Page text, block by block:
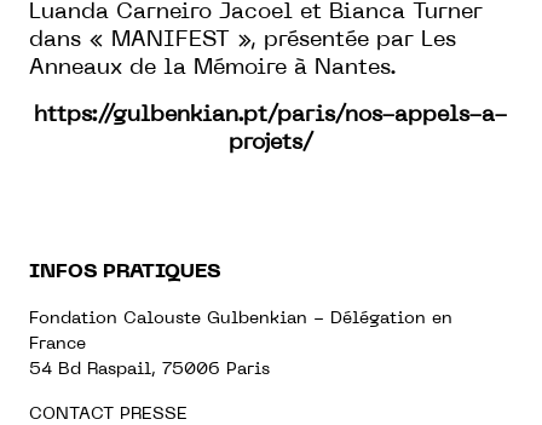
Luanda Carneiro Jacoel et Bianca Turner
dans « MANIFEST », présentée par Les
Anneaux de la Mémoire à Nantes.
https://gulbenkian.pt/paris/nos-appels-a-
projets/
INFOS PRATIQUES
Fondation Calouste Gulbenkian - Délégation en
France
54 Bd Raspail, 75006 Paris
CONTACT PRESSE